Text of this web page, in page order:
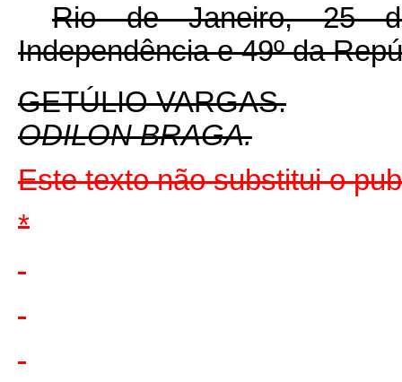
Rio de Janeiro, 25
Independência e 49º da
GETÚLIO VARGAS.
ODILON BRAGA.
Este texto não substitui o
*